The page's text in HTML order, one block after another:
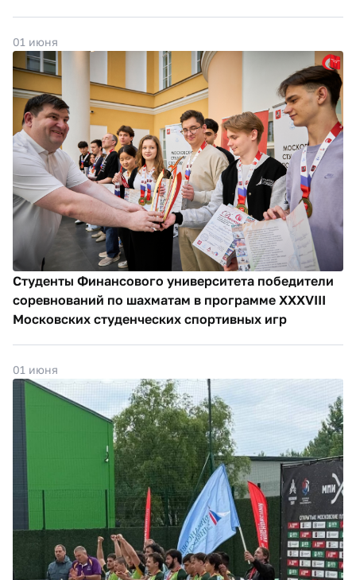
01 июня
Студенты Финансового университета победители
соревнований по шахматам в программе XXXVIII
Московских студенческих спортивных игр
01 июня